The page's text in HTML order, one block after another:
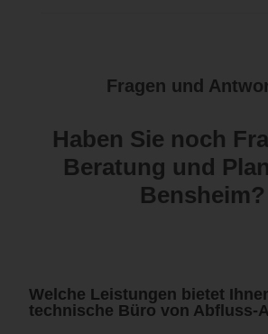
Fragen und
Haben Sie noch
Beratung und
Bensheim?
Welche Leistungen bietet
technische Büro von Abfluss-